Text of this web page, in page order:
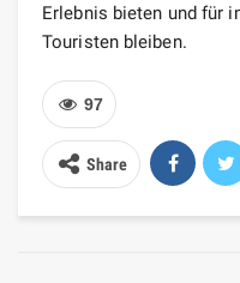
Erlebnis bieten und für
Touristen bleiben.
97
Share